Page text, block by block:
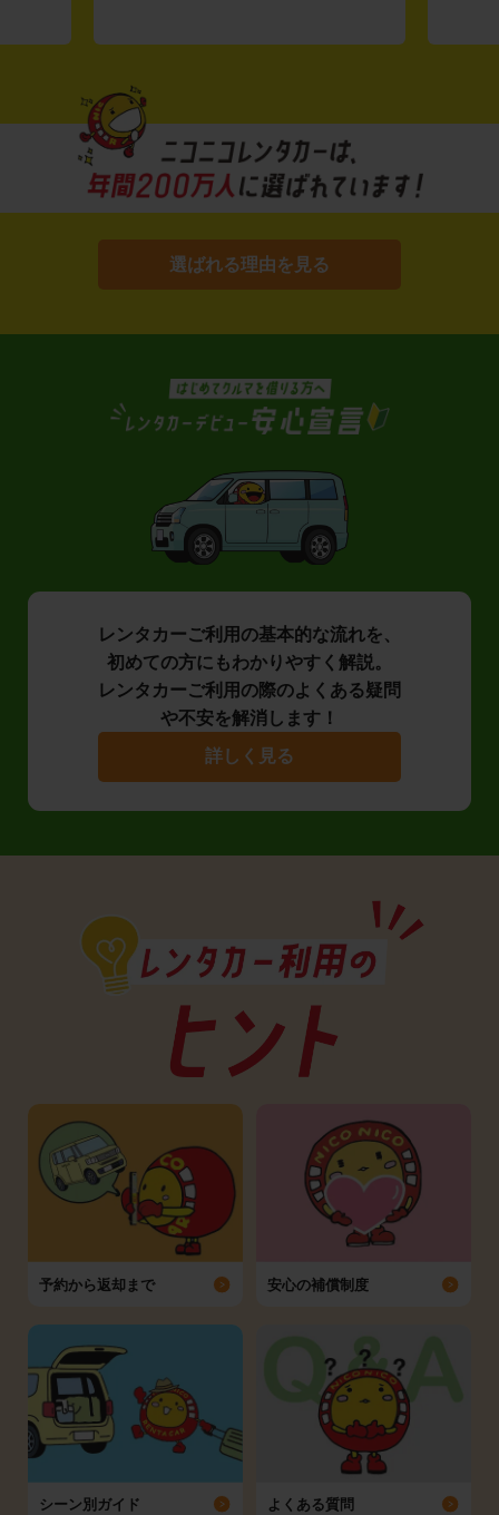
選ばれる理由を見る
レンタカーご利用の基本的な流れを、
初めての方にもわかりやすく解説。
レンタカーご利用の際のよくある疑問
や不安を解消します！
詳しく見る
予約から返却まで 安心の補償制度
シーン別ガイド よくある質問